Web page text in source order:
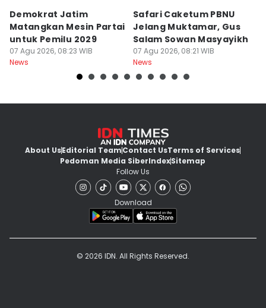
Demokrat Jatim
Matangkan Mesin Partai
untuk Pemilu 2029
07 Agu 2026, 08:23 WIB
News
Safari Caketum PBNU
Jelang Muktamar, Gus
Salam Sowan Masyayikh
07 Agu 2026, 08:21 WIB
News
About UsEditorial TeamContact UsTerms of Services
Pedoman Media SiberIndexSitemap
Follow Us
Download
© 2026 IDN. All Rights Reserved.